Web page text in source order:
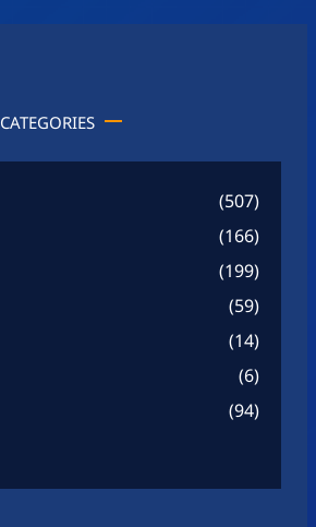
CATEGORIES
(507)
(166)
(199)
(59)
(14)
(6)
(94)